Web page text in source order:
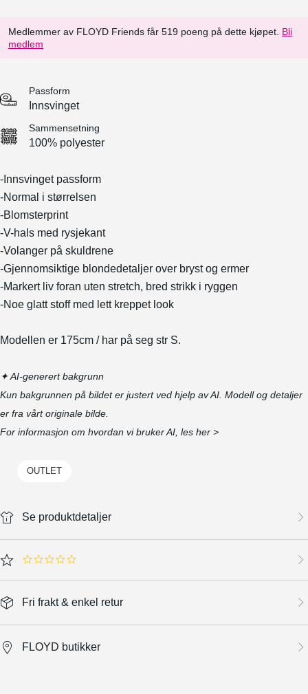
Medlemmer av FLOYD Friends får 519 poeng på dette kjøpet. Bli
medlem
Passform
Innsvinget
Sammensetning
100% polyester
-Innsvinget passform
-Normal i størrelsen
-Blomsterprint
-V-hals med rysjekant
-Volanger på skuldrene
-Gjennomsiktige blondedetaljer over bryst og ermer
-Markert liv foran uten stretch, bred strikk i ryggen
-Noe glatt stoff med lett kreppet look
Modellen er 175cm / har på seg str S.
✦ AI-generert bakgrunn
Kun bakgrunnen på bildet er justert ved hjelp av AI. Modell og detaljer
er fra vårt originale bilde.
For informasjon om hvordan vi bruker AI, les her >
OUTLET
Se produktdetaljer
0.0 star rating
Fri frakt & enkel retur
FLOYD butikker